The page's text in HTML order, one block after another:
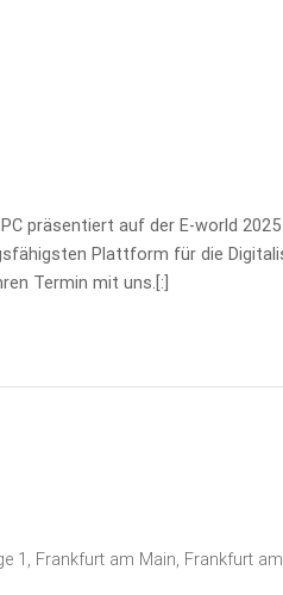
präsentiert auf der E-world 2025
Plattform für die
Termin mit uns.[:]
1, Frankfurt am Main, Frankfurt